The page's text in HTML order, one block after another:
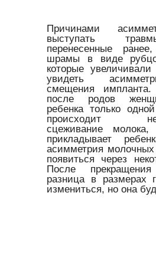
Причинами
выступать
перенесенные
шрамы в виде
которые увеличивали
увидеть
смещения
после родов
ребенка только
происходит
сцеживание молока,
прикладывает
асимметрия
появиться через
После
разница в размерах
измениться, но она